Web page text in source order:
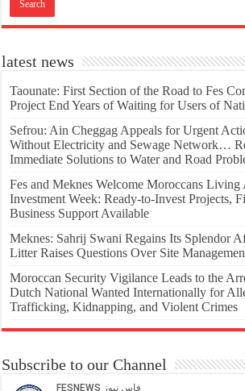
latest news
Taounate: First Section of the Road to Fes
Project End Years of Waiting for Users of
Sefrou: Ain Cheggag Appeals for Urgent
Without Electricity and Sewage Network…
Immediate Solutions to Water and Road
Fes and Meknes Welcome Moroccans
Investment Week: Ready-to-Invest Projects,
Business Support Available
Meknes: Sahrij Swani Regains Its Splendor
Litter Raises Questions Over Site
Moroccan Security Vigilance Leads to the
Dutch National Wanted Internationally for
Trafficking, Kidnapping, and Violent Crimes
Subscribe to our Channel